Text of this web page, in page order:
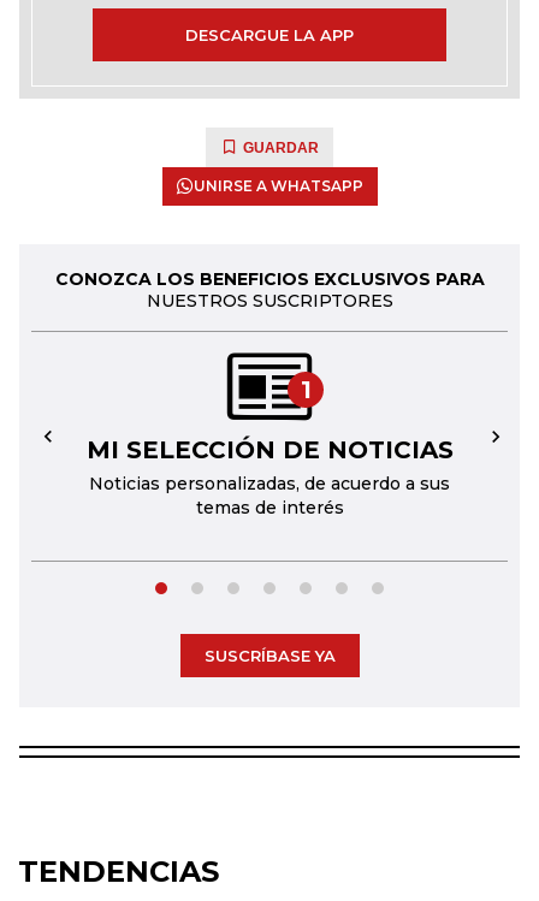
DESCARGUE LA APP
GUARDAR
UNIRSE A WHATSAPP
CONOZCA LOS BENEFICIOS EXCLUSIVOS PARA
NUESTROS SUSCRIPTORES
1
MI SELECCIÓN DE NOTICIAS
Noticias personalizadas, de acuerdo a sus
temas de interés
← →
SUSCRÍBASE YA
TENDENCIAS